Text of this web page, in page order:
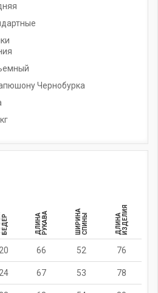
Чернобурка
БЕДЕР ДЛИНАРУКАВА ШИРИНАСПИНЫ ДЛИНАИЗДЕЛИЯ
66 52 76
67 53 78